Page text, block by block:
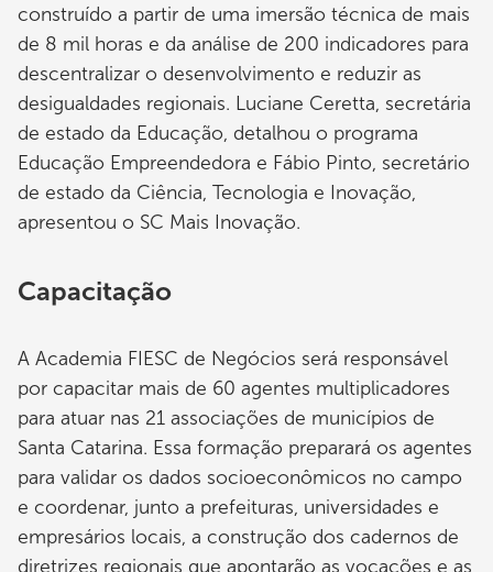
construído a partir de uma imersão técnica de mais
de 8 mil horas e da análise de 200 indicadores para
descentralizar o desenvolvimento e reduzir as
desigualdades regionais. Luciane Ceretta, secretária
de estado da Educação, detalhou o programa
Educação Empreendedora e Fábio Pinto, secretário
de estado da Ciência, Tecnologia e Inovação,
apresentou o SC Mais Inovação.
Capacitação
A Academia FIESC de Negócios será responsável
por capacitar mais de 60 agentes multiplicadores
para atuar nas 21 associações de municípios de
Santa Catarina. Essa formação preparará os agentes
para validar os dados socioeconômicos no campo
e coordenar, junto a prefeituras, universidades e
empresários locais, a construção dos cadernos de
diretrizes regionais que apontarão as vocações e as